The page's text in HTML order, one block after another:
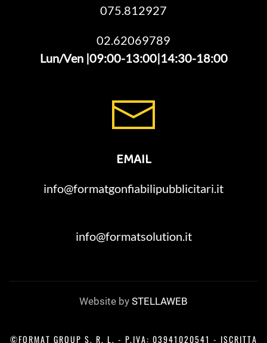
075.812927
02.62069789
Lun/Ven |09:00-13:00|14:30-18:00
EMAIL
info@formatgonfiabilipubblicitari.it
info@formatsolution.it
Website by STELLAWEB
©FORMAT GROUP S. R. L. - P.IVA: 03941020541 - ISCRITTA